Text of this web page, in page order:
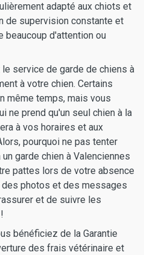
adapté aux chiots et
de supervision constante et
beaucoup d'attention ou
service de garde de chiens à
à votre chien. Certains
même temps, mais vous
ne prend qu'un seul chien à la
à vos horaires et aux
pourquoi ne pas tenter
garde chien à Valenciennes
pattes lors de votre absence
photos et des messages
et de suivre les
bénéficiez de la Garantie
des frais vétérinaire et